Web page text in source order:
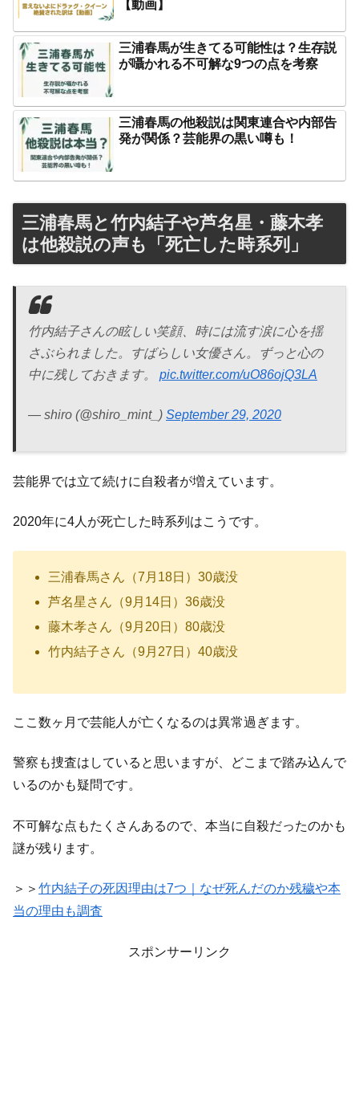
【動画】
三浦春馬が生きてる可能性は？生存説
が囁かれる不可解な9つの点を考察
三浦春馬の他殺説は関東連合や内部告
発が関係？芸能界の黒い噂も！
三浦春馬と竹内結子や芦名星・藤木孝
は他殺説の声も「死亡した時系列」
竹内結子さんの眩しい笑顔、時には流す涙に心を揺
さぶられました。すばらしい女優さん。ずっと心の
中に残しておきます。 pic.twitter.com/uO86ojQ3LA
— shiro (@shiro_mint_) September 29, 2020
芸能界では立て続けに自殺者が増えています。
2020年に4人が死亡した時系列はこうです。
三浦春馬さん（7月18日）30歳没
芦名星さん（9月14日）36歳没
藤木孝さん（9月20日）80歳没
竹内結子さん（9月27日）40歳没
ここ数ヶ月で芸能人が亡くなるのは異常過ぎます。
警察も捜査はしていると思いますが、どこまで踏み込んで
いるのかも疑問です。
不可解な点もたくさんあるので、本当に自殺だったのかも
謎が残ります。
＞＞ 竹内結子の死因理由は7つ｜なぜ死んだのか残穢や本
当の理由も調査
スポンサーリンク